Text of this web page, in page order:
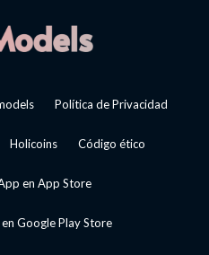
Política de Privacidad
Holicoins Código ético
en App Store
Google Play Store